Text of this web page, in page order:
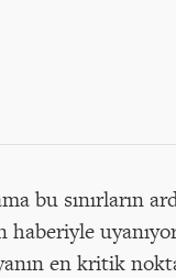
bu sınırların
en kritik